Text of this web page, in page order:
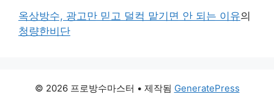
옥상방수, 광고만 믿고 덜컥 맡기면 안 되는 이유의
청량한비단
© 2026 프로방수마스터 • 제작됨 GeneratePress